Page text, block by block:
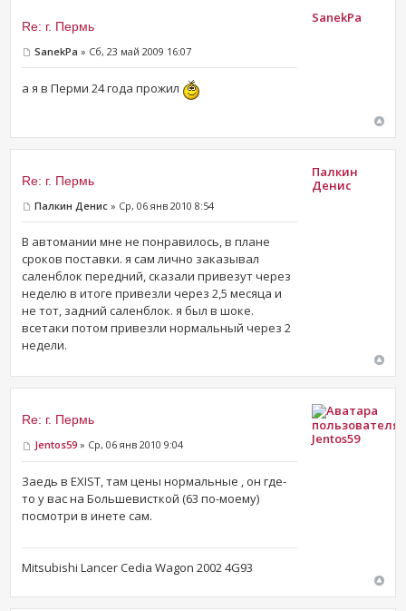
Re: г. Пермь
SanekPa » Сб, 23 май 2009 16:07
а я в Перми 24 года прожил
SanekPa
Re: г. Пермь
Палкин Денис » Ср, 06 янв 2010 8:54
В автомании мне не понравилось, в плане
сроков поставки. я сам лично заказывал
саленблок передний, сказали привезут через
неделю в итоге привезли через 2,5 месяца и
не тот, задний саленблок. я был в шоке.
всетаки потом привезли нормальный через 2
недели.
Палкин
Денис
Re: г. Пермь
Jentos59 » Ср, 06 янв 2010 9:04
Заедь в EXIST, там цены нормальные , он где-
то у вас на Большевисткой (63 по-моему)
посмотри в инете сам.
Mitsubishi Lancer Cedia Wagon 2002 4G93
Jentos59